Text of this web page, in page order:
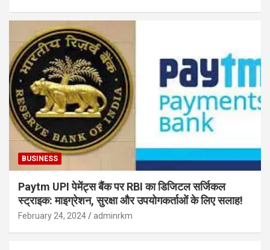
BUSINESS
Paytm UPI पेमेंट्स बैंक पर RBI का डिजिटल सर्जिकल
स्ट्राइक: माइग्रेशन, सुरक्षा और उपयोगकर्ताओं के लिए सलाह!
February 24, 2024 adminrkm